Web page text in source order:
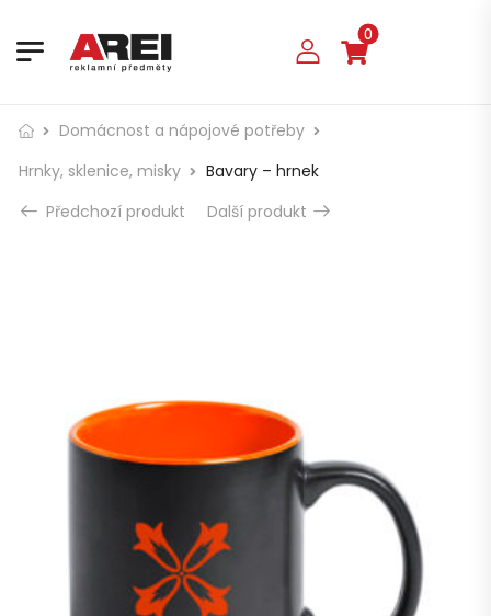
0
Domácnost a nápojové potřeby
Hrnky, sklenice, misky
Bavary – hrnek
Předchozí produkt
Další produkt